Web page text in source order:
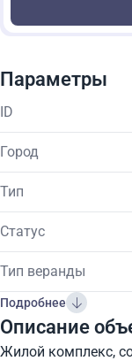
Параметры
ID
Город
Тип
Статус
Тип веранды
Подробнее
Описание
Жилой комплекс,